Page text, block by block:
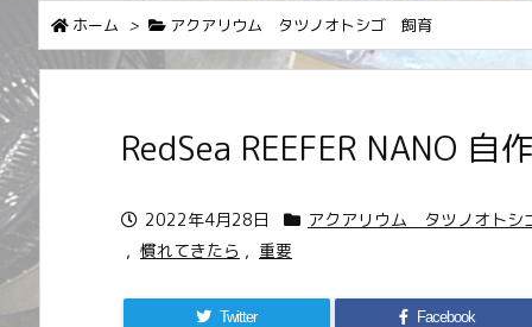
ホーム > アクアリウム タツノオトシゴ 飼育
RedSea REEFER NANO 自
2022年4月28日
アクアリウム タツノオト
, 慣れてきたら , 重要
Twitter Facebook